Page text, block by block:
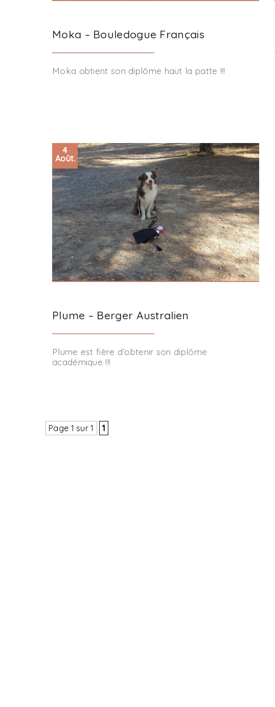
Moka – Bouledogue Français
Moka obtient son diplôme haut la patte !!!
Plume – Berger Australien
4
Août.
Plume est fière d’obtenir son diplôme
académique !!!
Page 1 sur 1 1